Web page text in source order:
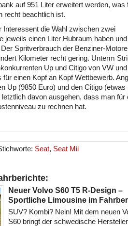
auf 951 Liter erweitert werden, was
recht beachtlich ist.
Interessent die Wahl zwischen zwei
jeweils einen Liter Hubraum haben
Spritverbrauch der Benziner-
Kilometer recht gering. Unterm
Up und Citigo von VW
einen Kopf an Kopf Wettbewerb.
Up (9850 Euro) und den Citigo (etwas
davon ausgehen, dass man für
zu rechnen hat.
Seat, Seat Mii
Neuer Volvo S60 T5 R-Design –
Sportliche Limousine im
SUV? Kombi? Nein! Mit dem neuen
S60 bringt der schwedische